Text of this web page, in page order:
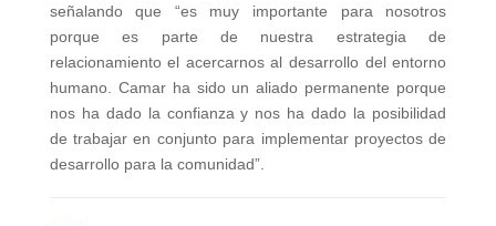
señalando que “es muy importante para nosotros
porque es parte de nuestra estrategia de
relacionamiento el acercarnos al desarrollo del entorno
humano. Camar ha sido un aliado permanente porque
nos ha dado la confianza y nos ha dado la posibilidad
de trabajar en conjunto para implementar proyectos de
desarrollo para la comunidad”.